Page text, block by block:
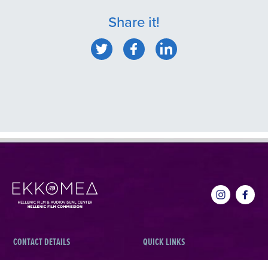
Share it!
CONTACT DETAILS
QUICK LINKS